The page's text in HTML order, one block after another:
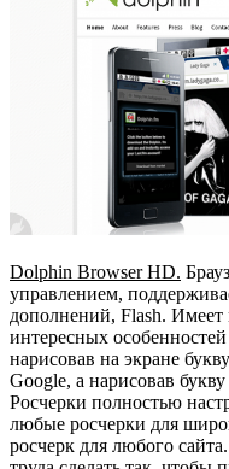
Dolphin Browser HD.
управлением,
дополнений, Flash.
интересных
нарисовав на экране
Google, а нарисовав
Росчерки полностью
любые росчерки для
росчерк для любого